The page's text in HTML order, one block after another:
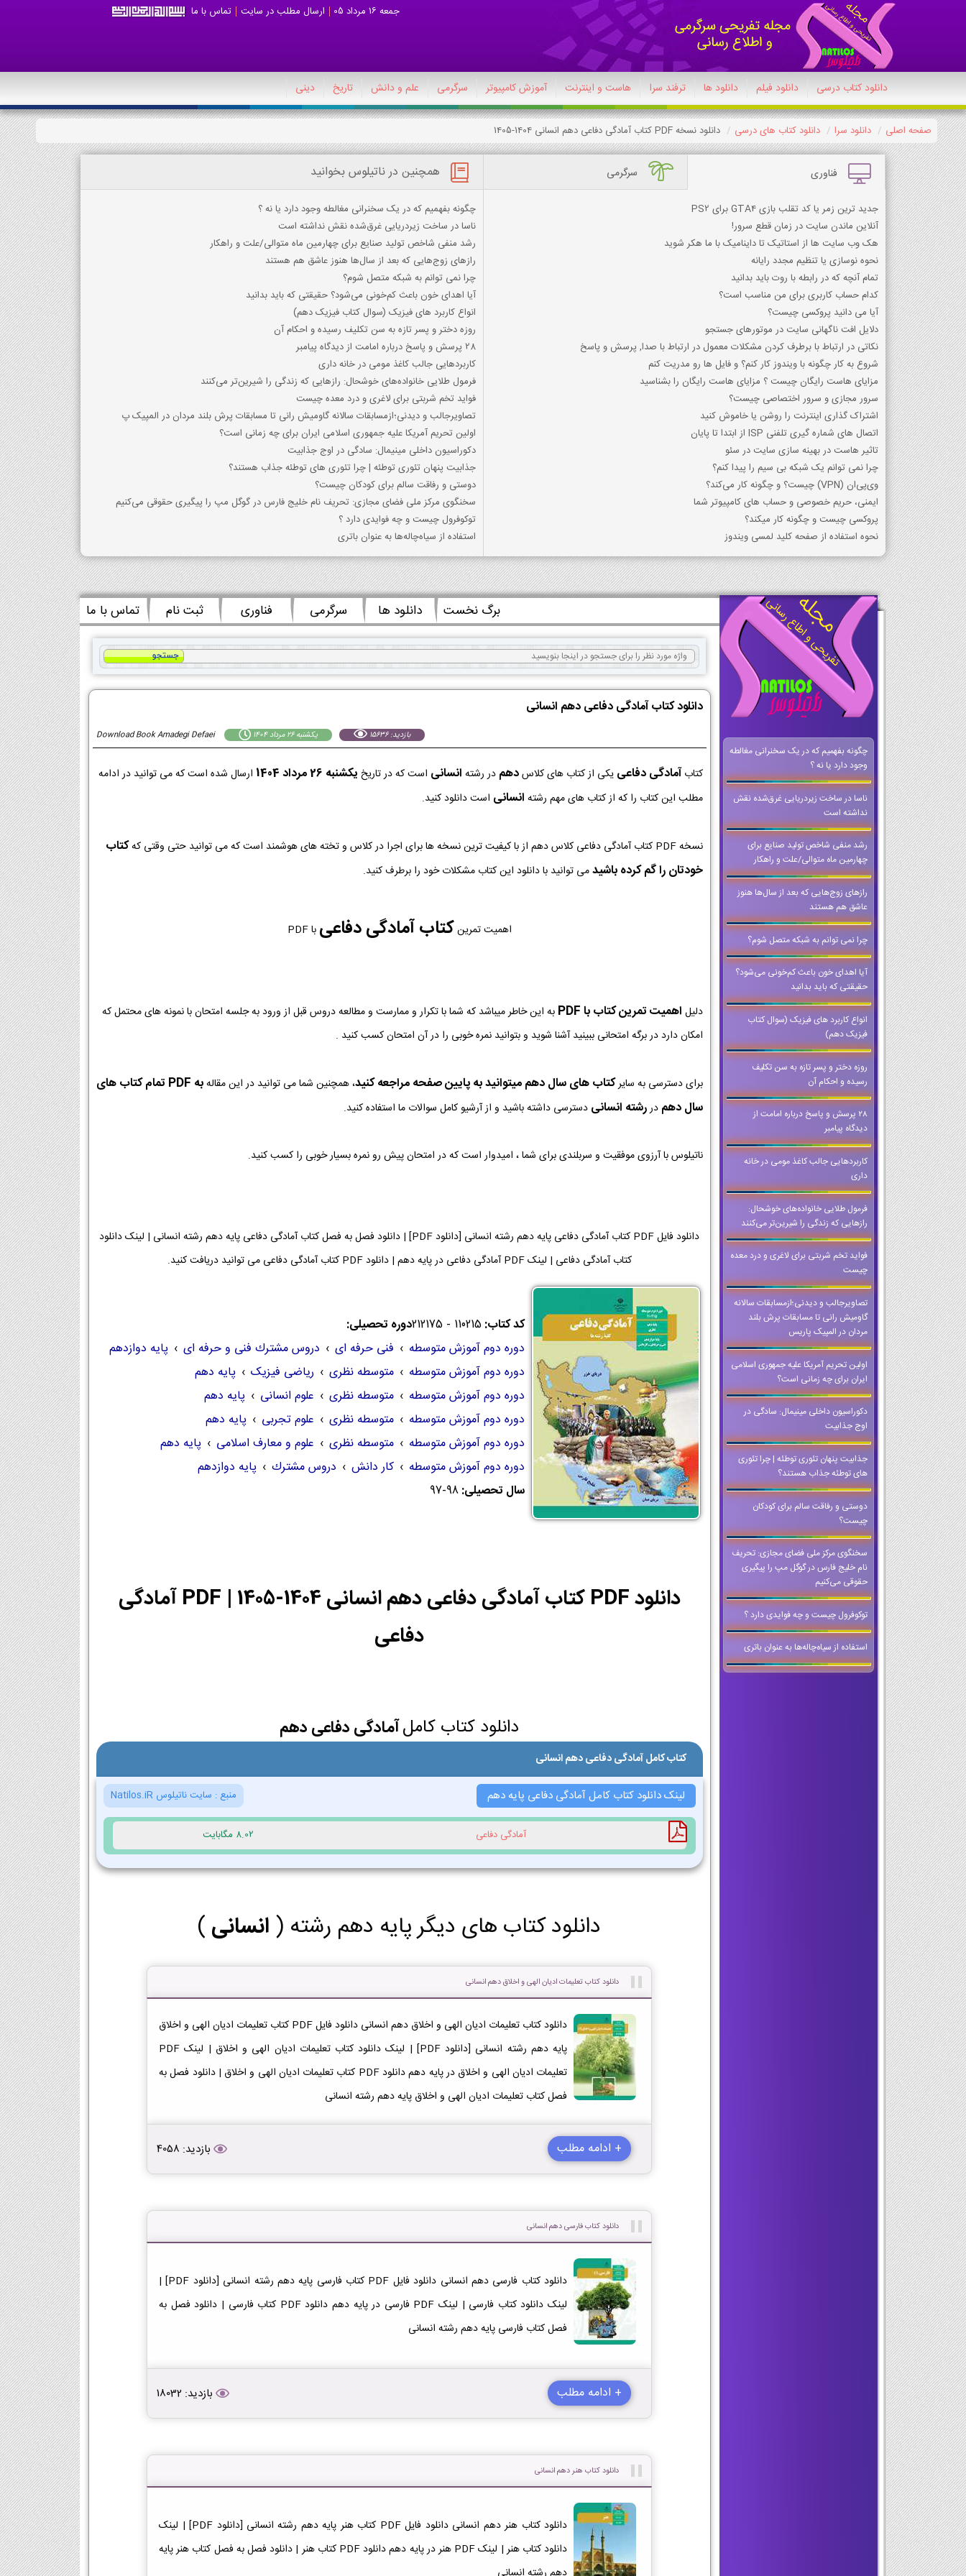
جمعه 16 مرداد 05 ارسال مطلب در سایت تماس با ما
دانلود کتاب درسی دانلود فیلم دانلود ها ترفند سرا هاست و اینترنت آموزش کامپیوتر سرگرمی علم و دانش تاریخ دینی
صفحه اصلی دانلود سرا دانلود کتاب های درسی دانلود نسخه PDF کتاب آمادگی دفاعی دهم انسانی 1404-1405
فناوری سرگرمی
جدید ترین زمر یا کد تقلب بازی GTA4 برای PS2
آنلاین ماندن سایت در زمان قطع سرور!
هک وب سایت ها از استاتیک تا داینامیک با ما هکر شوید
نحوه نوسازی یا تنظیم مجدد رایانه
تمام آنچه که در رابطه با روت باید بدانید
کدام حساب کاربری برای من مناسب است؟
آیا می دانید پروکسی چیست؟
دلایل افت ناگهانی سایت در موتورهای جستجو
نکاتی در ارتباط با برطرف کردن مشکلات معمول در ارتباط با صدا, پرسش و پاسخ
شروع به کار چگونه با ویندوز کار کنم؟ و فایل ها رو مدریت کنم
مزایای هاست رایگان چیست ؟ مزایای هاست رایگان را بشناسید
سرور مجازی و سرور اختصاصی چیست؟
اشتراک گذاری اینترنت را روشن یا خاموش کنید
اتصال های شماره گیری تلفنی ISP از ابتدا تا پایان
تاثیر هاست در بهینه سازی سایت در سئو
چرا نمی توانم یک شبکه بی سیم را پیدا کنم؟
وی‌پی‌ان (VPN) چیست؟ و چگونه کار می‌کند؟
ایمنی، حریم خصوصی و حساب های کامپیوتر شما
پروکسی چیست و چگونه کار میکند؟
نحوه استفاده از صفحه کلید لمسی ویندوز
همچنین در ناتیلوس بخوانید
چگونه بفهمیم که در یک سخنرانی مغالطه وجود دارد یا نه ؟
ناسا در ساخت زیردریایی غرق‌شده نقش نداشته است
رشد منفی شاخص تولید صنایع برای چهارمین ماه متوالی/علت و راهکار
رازهای زوج‌هایی که بعد از سال‌ها هنوز عاشق هم هستند
چرا نمی توانم به شبکه متصل شوم؟
آیا اهدای خون باعث کم‌خونی می‌شود؟ حقیقتی که باید بدانید
انواع کاربرد های فیزیک (سوال کتاب فیزیک دهم)
روزه دختر و پسر تازه به سن تکلیف رسیده و احکام آن
28 پرسش و پاسخ درباره امامت از دیدگاه پیامبر
کاربردهایی جالب کاغذ مومی در خانه داری
فرمول طلایی خانواده‌های خوشحال: رازهایی که زندگی را شیرین‌تر می‌کنند
فواید تخم شربتی برای لاغری و درد معده چیست
تصاویرجالب و دیدنی؛ازمسابقات سالانه گاومیش رانی تا مسابقات پرش بلند مردان در المپیک پ
اولین تحریم آمریکا علیه جمهوری اسلامی ایران برای چه زمانی است؟
دکوراسیون داخلی مینیمال: سادگی در اوج جذابیت
جذابیت پنهان تئوری توطئه | چرا تئوری های توطئه جذاب هستند؟
دوستی و رفاقت سالم برای کودکان چیست؟
سخنگوی مرکز ملی فضای مجازی: تحریف نام خلیج فارس در گوگل مپ را پیگیری حقوقی می‌کنیم
توکوفرول چیست و چه فوایدی دارد ؟
استفاده از سیاه‌چاله‌ها به عنوان باتری
چگونه بفهمیم که در یک سخنرانی مغالطه
وجود دارد یا نه ؟
ناسا در ساخت زیردریایی غرق‌شده نقش
نداشته است
رشد منفی شاخص تولید صنایع برای
چهارمین ماه متوالی/علت و راهکار
رازهای زوج‌هایی که بعد از سال‌ها هنوز
عاشق هم هستند
چرا نمی توانم به شبکه متصل شوم؟
آیا اهدای خون باعث کم‌خونی می‌شود؟
حقیقتی که باید بدانید
انواع کاربرد های فیزیک (سوال کتاب
فیزیک دهم)
روزه دختر و پسر تازه به سن تکلیف
رسیده و احکام آن
28 پرسش و پاسخ درباره امامت از
دیدگاه پیامبر
کاربردهایی جالب کاغذ مومی در خانه
داری
فرمول طلایی خانواده‌های خوشحال:
رازهایی که زندگی را شیرین‌تر می‌کنند
فواید تخم شربتی برای لاغری و درد معده
چیست
تصاویرجالب و دیدنی؛ازمسابقات سالانه
گاومیش رانی تا مسابقات پرش بلند
مردان در المپیک پاریس
اولین تحریم آمریکا علیه جمهوری اسلامی
ایران برای چه زمانی است؟
دکوراسیون داخلی مینیمال: سادگی در
اوج جذابیت
جذابیت پنهان تئوری توطئه | چرا تئوری
های توطئه جذاب هستند؟
دوستی و رفاقت سالم برای کودکان
چیست؟
سخنگوی مرکز ملی فضای مجازی: تحریف
نام خلیج فارس در گوگل مپ را پیگیری
حقوقی می‌کنیم
توکوفرول چیست و چه فوایدی دارد ؟
استفاده از سیاه‌چاله‌ها به عنوان باتری
برگ نخست دانلود ها سرگرمی فناوری ثبت نام تماس با ما
دانلود کتاب آمادگی دفاعی دهم انسانی
Download Book Amadegi Defaei يكشنبه 26 مرداد 1404 بازدید: 15636
کتابآمادگی دفاعی یکی از کتاب های کلاسدهم در رشته انسانی است که در تاریخ يكشنبه 26 مرداد 1404
ارسال شده است که می توانید در ادامه
مطلب این کتاب را که از کتاب های مهم رشته انسانی است دانلود کنید.
نسخه PDF کتاب آمادگی دفاعی کلاس دهم از با کیفیت ترین نسخه ها برای اجرا در کلاس و تخته های هوشمند است که می توانید حتی وقتی که
کتاب
خودتان را گم کرده باشیدمی توانید با دانلود این کتاب مشکلات خود را برطرف کنید.
اهمیت تمرینکتاب آمادگی دفاعی با PDF
دلیل اهمیت تمرین کتاب با PDF
به این خاطر میباشد که شما با تکرار و ممارست و مطالعه دروس قبل از ورود به جلسه امتحان با نمونه های محتمل که
امکان دارد در برگه امتحانی ببینید آشنا شوید و بتوانید نمره خوبی را در آن امتحان کسب کنید .
برای دسترسی به سایرکتاب های سال دهم میتوانید به پایین صفحه مراجعه کنید، همچنین شما می توانید در این مقاله
به PDF تمام کتاب های
سال دهم دررشته انسانی دسترسی داشته باشید و از آرشیو کامل سوالات ما استفاده کنید.
ناتیلوس با آرزوی موفقیت و سربلندی برای شما ، امیدوار است که در امتحان پیش رو نمره بسیار خوبی را کسب کنید.
دانلود فایل PDF کتاب آمادگی دفاعی پایه دهم رشته انسانی [دانلود PDF] | دانلود فصل به فصل کتاب آمادگی دفاعی پایه دهم رشته انسانی | لینک دانلود
کتاب آمادگی دفاعی | لینک PDF آمادگی دفاعی در پایه دهم | دانلود PDF کتاب آمادگی دفاعی می توانید دریافت کنید.
کد کتاب: 110215 - 212175
دوره تحصیلی:
دوره دوم آموزش متوسطه › فنی حرفه ای › دروس مشترك فنی و حرفه ای › پایه دوازدهم
دوره دوم آموزش متوسطه › متوسطه نظری › ریاضی فیزیک › پایه دهم
دوره دوم آموزش متوسطه › متوسطه نظری › علوم انسانی › پایه دهم
دوره دوم آموزش متوسطه › متوسطه نظری › علوم تجربی › پایه دهم
دوره دوم آموزش متوسطه › متوسطه نظری › علوم و معارف اسلامی › پایه دهم
دوره دوم آموزش متوسطه › کار دانش › دروس مشترك › پایه دوازدهم
سال تحصیلی:97-98
دانلود PDF کتاب آمادگی دفاعی دهم انسانی 1404-1405 | PDF آمادگی
دفاعی
دانلود کتاب کاملآمادگی دفاعی دهم
کتاب کامل آمادگی دفاعی دهم انسانی
لینک دانلود کتاب کامل آمادگی دفاعی پایه دهم منبع : سایت ناتیلوس Natilos.iR
آمادگی دفاعی 8.02 مگابایت
دانلود کتاب های دیگر پایه دهم رشته ( انسانی )
دانلود کتاب تعلیمات ادیان الهی و اخلاق دهم انسانی
دانلود کتاب تعلیمات ادیان الهی و اخلاق دهم انسانی دانلود فایل PDF کتاب تعلیمات ادیان الهی و اخلاق
پایه دهم رشته انسانی [دانلود PDF] | لینک دانلود کتاب تعلیمات ادیان الهی و اخلاق | لینک PDF
تعلیمات ادیان الهی و اخلاق در پایه دهم دانلود PDF کتاب تعلیمات ادیان الهی و اخلاق | دانلود فصل به
فصل کتاب تعلیمات ادیان الهی و اخلاق پایه دهم رشته انسانی
+ ادامه مطلب بازدید: 4058
دانلود کتاب فارسی دهم انسانی
دانلود کتاب فارسی دهم انسانی دانلود فایل PDF کتاب فارسی پایه دهم رشته انسانی [دانلود PDF] |
لینک دانلود کتاب فارسی | لینک PDF فارسی در پایه دهم دانلود PDF کتاب فارسی | دانلود فصل به
فصل کتاب فارسی پایه دهم رشته انسانی
+ ادامه مطلب بازدید: 18032
دانلود کتاب هنر دهم انسانی
دانلود کتاب هنر دهم انسانی دانلود فایل PDF کتاب هنر پایه دهم رشته انسانی [دانلود PDF] | لینک
دانلود کتاب هنر | لینک PDF هنر در پایه دهم دانلود PDF کتاب هنر | دانلود فصل به فصل کتاب هنر پایه